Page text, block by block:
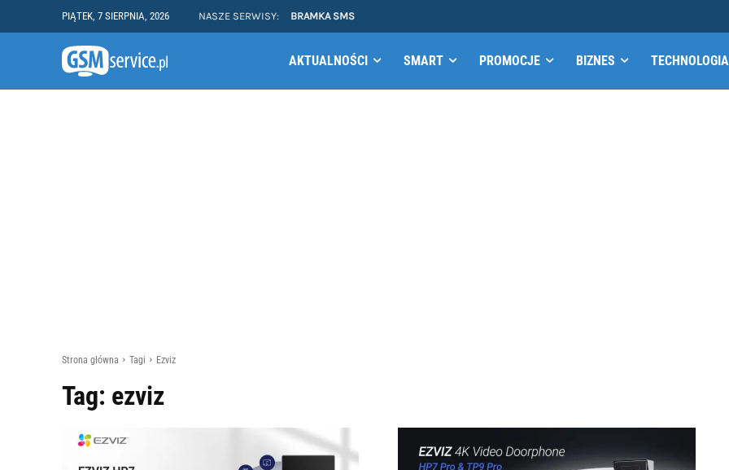
PIĄTEK, 7 SIERPNIA, 2026 NASZE SERWISY: BRAMKA SMS
AKTUALNOŚCI SMART PROMOCJE BIZNES
Strona główna Tagi Ezviz
Tag: ezviz